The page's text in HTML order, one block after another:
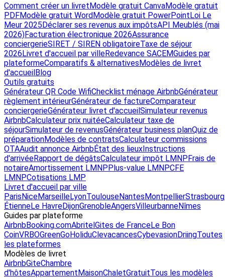
Comment créer un livretModèle gratuit CanvaModèle gratuit
PDFModèle gratuit WordModèle gratuit PowerPointLoi Le
Meur 2025Déclarer ses revenus aux impôtsAPI Meublés (mai
2026)Facturation électronique 2026Assurance
conciergerieSIRET / SIREN obligatoireTaxe de séjour
2026Livret d'accueil par villeRedevance SACEMGuides par
plateformeComparatifs & alternativesModèles de livret
d'accueilBlog
Outils gratuits
Générateur QR Code WifiChecklist ménage AirbnbGénérateur
règlement intérieurGénérateur de factureComparateur
conciergerieGénérateur livret d'accueilSimulateur revenus
AirbnbCalculateur prix nuitéeCalculateur taxe de
séjourSimulateur de revenusGénérateur business planQuiz de
préparationModèles de contratsCalculateur commissions
OTAAudit annonce AirbnbÉtat des lieuxInstructions
d'arrivéeRapport de dégâtsCalculateur impôt LMNPFrais de
notaireAmortissement LMNPPlus-value LMNPCFE
LMNPCotisations LMP
Livret d'accueil par ville
ParisNiceMarseilleLyonToulouseNantesMontpellierStrasbourg
ÉtienneLe HavreDijonGrenobleAngersVilleurbanneNîmes
Guides par plateforme
AirbnbBooking.comAbritelGites de FranceLe Bon
CoinVRBOGreenGoHoliduClevacancesCybevasionDriingToutes
les plateformes
Modèles de livret
AirbnbGiteChambre
d'hôtesAppartementMaisonChaletGratuitTous les modèles